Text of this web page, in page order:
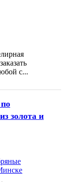
с...
золота и